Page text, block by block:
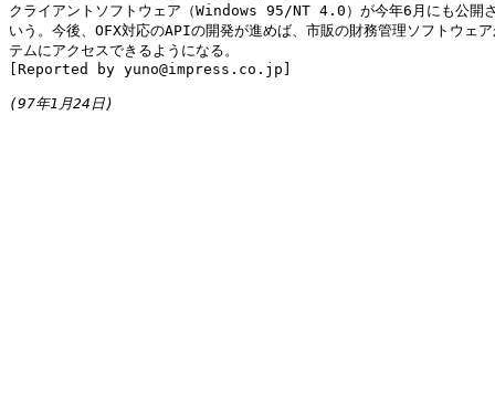
クライアントソフトウェア（Windows 95/NT 4.0）が今年6月にも公開
いう。今後、OFX対応のAPIの開発が進めば、市販の財務管理ソフトウェ
テムにアクセスできるようになる。
[Reported by yuno@impress.co.jp]
(97年1月24日)